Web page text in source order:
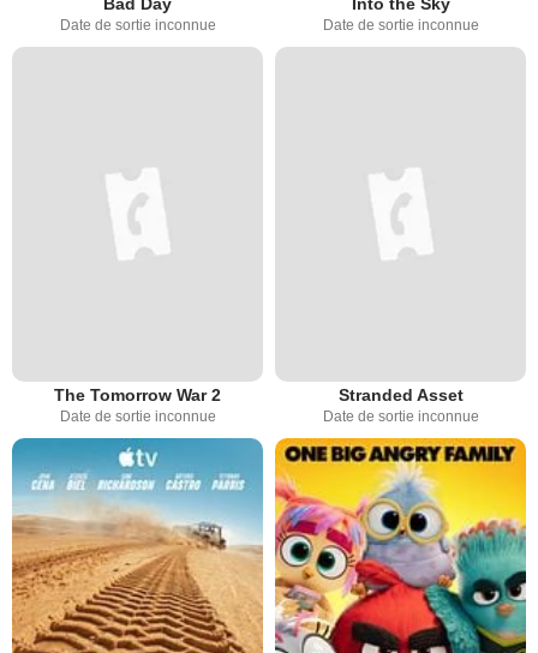
Date de sortie inconnue Date de sortie inconnue
The Tomorrow War 2
Date de sortie inconnue
Stranded Asset
Date de sortie inconnue